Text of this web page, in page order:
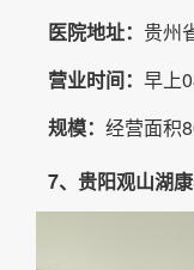
医院地址： 贵州
营业时间： 早上
规模： 经营面积
7、贵阳观山湖